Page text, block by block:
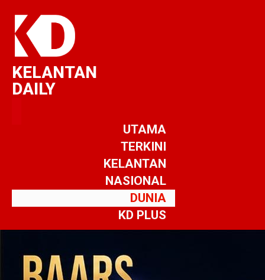
KELANTAN
DAILY
UTAMA
TERKINI
KELANTAN
NASIONAL
DUNIA
KD PLUS